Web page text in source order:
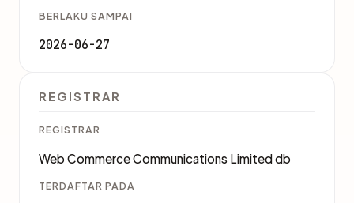
BERLAKU SAMPAI
2026-06-27
REGISTRAR
REGISTRAR
Web Commerce Communications Limited db
TERDAFTAR PADA